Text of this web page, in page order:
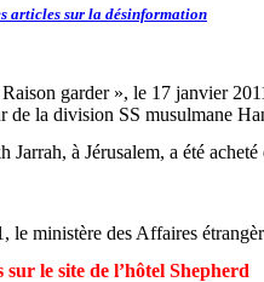
articles sur la désinformation
garder », le 17 janvier
de la division SS musulmane
Jarrah, à Jérusalem, a été
le ministère des Affaires
le site de l’hôtel Shepherd